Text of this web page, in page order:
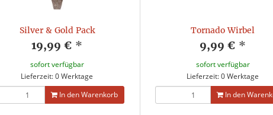
Silver & Gold Pack
19,99 € *
sofort verfügbar
Lieferzeit: 0 Werktage
In den Warenkorb
Tornado Wirbel
9,99 € *
sofort verfügbar
Lieferzeit: 0 Werktage
In den